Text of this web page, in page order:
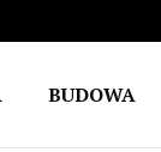
BUDOWA